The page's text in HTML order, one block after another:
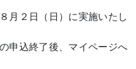
月２日（日）に実施いたし
込終了後、マイページへ